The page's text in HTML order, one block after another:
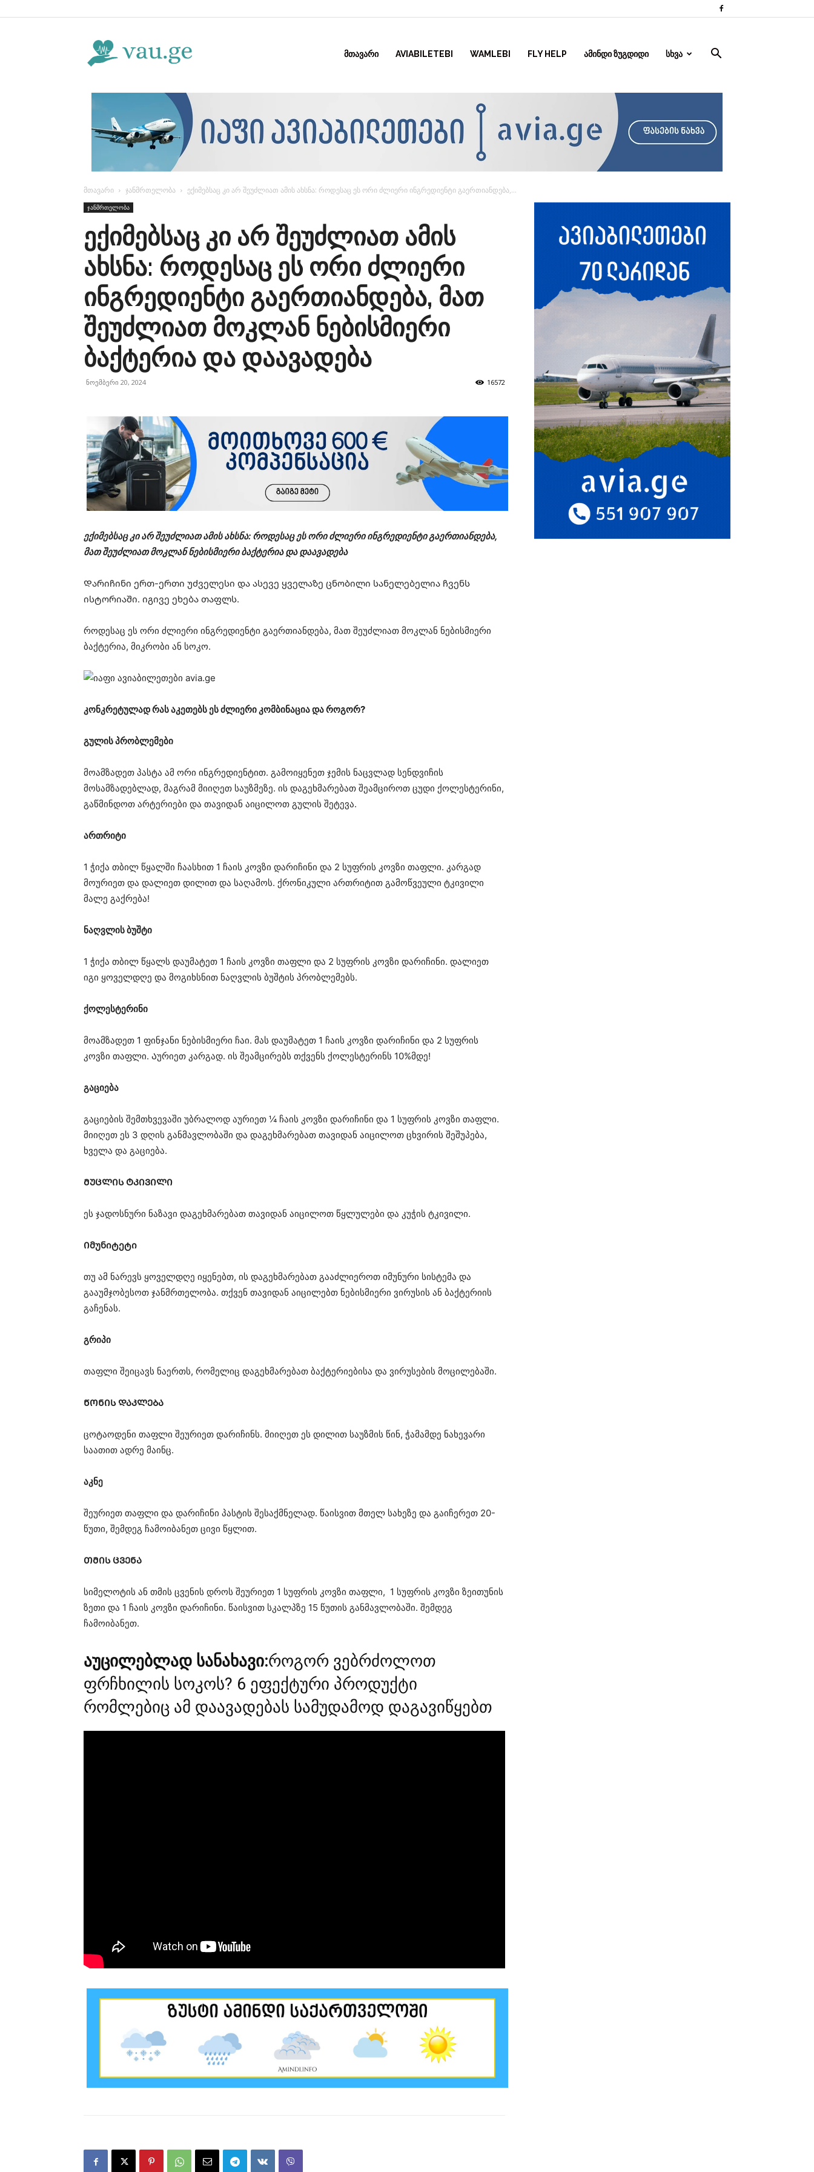
ᲛᲗᲐᲕᲐᲠᲘ AVIABILETEBI WAMLEBI FLY HELP ᲐᲛᲘᲜᲓᲘ ᲖᲣᲒᲓᲘᲓᲘ ᲡᲮᲕᲐ
მთავარი ჯანმრთელობა ექიმებსაც კი არ შეუძლიათ ამის ახსნა: როდესაც ეს ორი ძლიერი ინგრედიენტი გაერთიანდება,...
ჯანმრთელობა
ექიმებსაც კი არ შეუძლიათ ამის
ახსნა: როდესაც ეს ორი ძლიერი
ინგრედიენტი გაერთიანდება, მათ
შეუძლიათ მოკლან ნებისმიერი
ბაქტერია და დაავადება
ნოემბერი 20, 2024 16572
ექიმებსაც კი არ შეუძლიათ ამის ახსნა: როდესაც ეს ორი ძლიერი ინგრედიენტი გაერთიანდება,
მათ შეუძლიათ მოკლან ნებისმიერი ბაქტერია და დაავადება
Დარიჩინი ერთ-ერთი უძველესი და ასევე ყველაზე ცნობილი სანელებელია ჩვენს
ისტორიაში. იგივე ეხება თაფლს.
როდესაც ეს ორი ძლიერი ინგრედიენტი გაერთიანდება, მათ შეუძლიათ მოკლან ნებისმიერი
ბაქტერია, მიკრობი ან სოკო.
კონკრეტულად რას აკეთებს ეს ძლიერი კომბინაცია და როგორ?
გულის პრობლემები
მოამზადეთ პასტა ამ ორი ინგრედიენტით. გამოიყენეთ ჯემის ნაცვლად სენდვიჩის
მოსამზადებლად, მაგრამ მიიღეთ საუზმეზე. ის დაგეხმარებათ შეამციროთ ცუდი ქოლესტერინი,
გაწმინდოთ არტერიები და თავიდან აიცილოთ გულის შეტევა.
ართრიტი
1 ჭიქა თბილ წყალში ჩაასხით 1 ჩაის კოვზი დარიჩინი და 2 სუფრის კოვზი თაფლი. კარგად
მოურიეთ და დალიეთ დილით და საღამოს. ქრონიკული ართრიტით გამოწვეული ტკივილი
მალე გაქრება!
ნაღვლის ბუშტი
1 ჭიქა თბილ წყალს დაუმატეთ 1 ჩაის კოვზი თაფლი და 2 სუფრის კოვზი დარიჩინი. დალიეთ
იგი ყოველდღე და მოგიხსნით ნაღვლის ბუშტის პრობლემებს.
ქოლესტერინი
მოამზადეთ 1 ფინჯანი ნებისმიერი ჩაი. მას დაუმატეთ 1 ჩაის კოვზი დარიჩინი და 2 სუფრის
კოვზი თაფლი. Აურიეთ კარგად. ის შეამცირებს თქვენს ქოლესტერინს 10%მდე!
გაციება
გაციების შემთხვევაში უბრალოდ აურიეთ ¼ ჩაის კოვზი დარიჩინი და 1 სუფრის კოვზი თაფლი.
მიიღეთ ეს 3 დღის განმავლობაში და დაგეხმარებათ თავიდან აიცილოთ ცხვირის შეშუპება,
ხველა და გაციება.
ᲛᲣᲪᲚᲘᲡ ᲢᲙᲘᲕᲘᲚᲘ
ეს ჯადოსნური ნაზავი დაგეხმარებათ თავიდან აიცილოთ წყლულები და კუჭის ტკივილი.
Იმუნიტეტი
თუ ამ ნარევს ყოველდღე იყენებთ, ის დაგეხმარებათ გააძლიეროთ იმუნური სისტემა და
გააუმჯობესოთ ჯანმრთელობა. თქვენ თავიდან აიცილებთ ნებისმიერი ვირუსის ან ბაქტერიის
გაჩენას.
გრიპი
თაფლი შეიცავს ნაერთს, რომელიც დაგეხმარებათ ბაქტერიებისა და ვირუსების მოცილებაში.
ᲬᲝᲜᲘᲡ ᲓᲐᲙᲚᲔᲑᲐ
ცოტაოდენი თაფლი შეურიეთ დარიჩინს. მიიღეთ ეს დილით საუზმის წინ, ჭამამდე ნახევარი
საათით ადრე მაინც.
აკნე
შეურიეთ თაფლი და დარიჩინი პასტის შესაქმნელად. წაისვით მთელ სახეზე და გაიჩერეთ 20-
წუთი, შემდეგ ჩამოიბანეთ ცივი წყლით.
ᲗᲛᲘᲡ ᲪᲕᲔᲜᲐ
სიმელოტის ან თმის ცვენის დროს შეურიეთ 1 სუფრის კოვზი თაფლი, 1 სუფრის კოვზი ზეითუნის
ზეთი და 1 ჩაის კოვზი დარიჩინი. წაისვით სკალპზე 15 წუთის განმავლობაში. შემდეგ
ჩამოიბანეთ.
აუცილებლად სანახავი:როგორ ვებრძოლოთ
ფრჩხილის სოკოს? 6 ეფექტური პროდუქტი
რომლებიც ამ დაავადებას სამუდამოდ დაგავიწყებთ